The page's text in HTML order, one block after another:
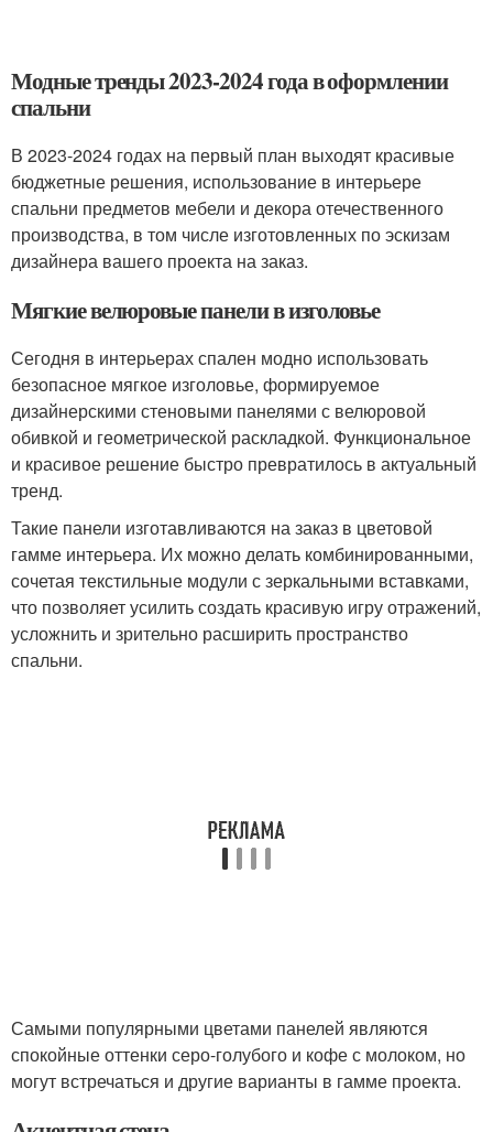
Модные тренды 2023-2024 года в оформлении
спальни
В 2023-2024 годах на первый план выходят красивые
бюджетные решения, использование в интерьере
спальни предметов мебели и декора отечественного
производства, в том числе изготовленных по эскизам
дизайнера вашего проекта на заказ.
Мягкие велюровые панели в изголовье
Сегодня в интерьерах спален модно использовать
безопасное мягкое изголовье, формируемое
дизайнерскими стеновыми панелями с велюровой
обивкой и геометрической раскладкой. Функциональное
и красивое решение быстро превратилось в актуальный
тренд.
Такие панели изготавливаются на заказ в цветовой
гамме интерьера. Их можно делать комбинированными,
сочетая текстильные модули с зеркальными вставками,
что позволяет усилить создать красивую игру отражений,
усложнить и зрительно расширить пространство
спальни.
Самыми популярными цветами панелей являются
спокойные оттенки серо-голубого и кофе с молоком, но
могут встречаться и другие варианты в гамме проекта.